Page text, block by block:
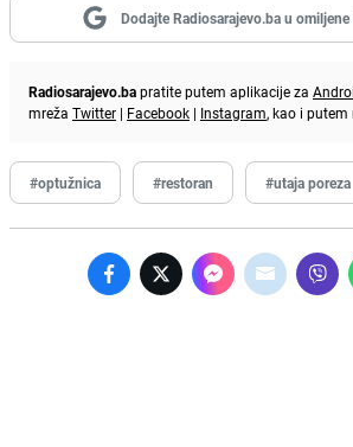
Dodajte Radiosarajevo.ba u
Radiosarajevo.bapratite putem aplikacije za
mreža Twitter | Facebook | Instagram, kao i putem
#optužnica #restoran #utaja poreza